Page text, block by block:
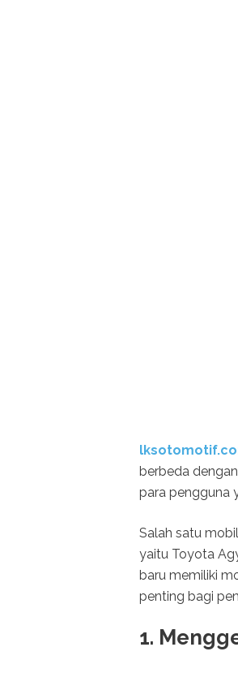
berbeda
para pengguna
Salah satu
yaitu Toyota
baru memiliki
penting bagi
1.